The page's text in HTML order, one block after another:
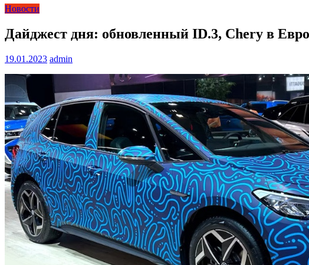
Новости
Дайджест дня: обновленный ID.3, Chery в
19.01.2023 admin